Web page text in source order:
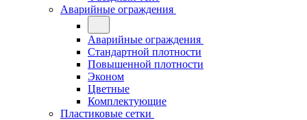
Аварийные ограждения
Аварийные ограждения
Стандартной плотности
Повышенной плотности
Эконом
Цветные
Комплектующие
Пластиковые сетки